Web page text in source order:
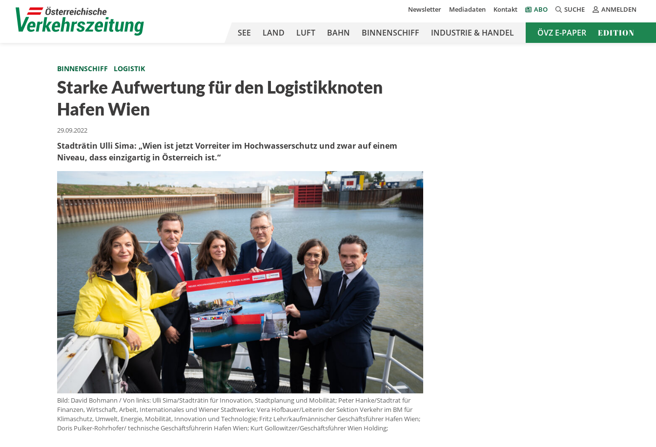
Newsletter Mediadaten Kontakt ABO SUCHE ANMELDEN
SEE LAND LUFT BAHN BINNENSCHIFF INDUSTRIE & HANDEL ÖVZ E-PAPER EDITION
BINNENSCHIFF LOGISTIK
Starke Aufwertung für den Logistikknoten
Hafen Wien
29.09.2022
Stadträtin Ulli Sima: „Wien ist jetzt Vorreiter im Hochwasserschutz und zwar auf einem
Niveau, dass einzigartig in Österreich ist.“
Bild: David Bohmann / Von links: Ulli Sima/Stadträtin für Innovation, Stadtplanung und Mobilität; Peter Hanke/Stadtrat für
Finanzen, Wirtschaft, Arbeit, Internationales und Wiener Stadtwerke; Vera Hofbauer/Leiterin der Sektion Verkehr im BM für
Klimaschutz, Umwelt, Energie, Mobilität, Innovation und Technologie; Fritz Lehr/kaufmännischer Geschäftsführer Hafen Wien;
Doris Pulker-Rohrhofer/ technische Geschäftsführerin Hafen Wien; Kurt Gollowitzer/Geschäftsführer Wien Holding;